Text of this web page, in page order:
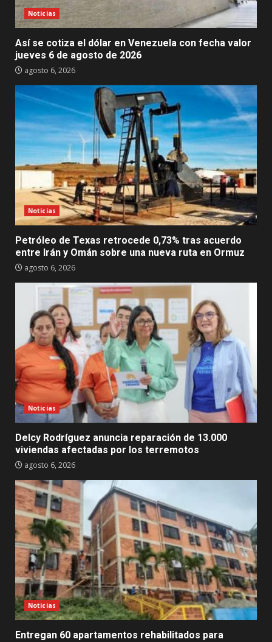
Noticias
Así se cotiza el dólar en Venezuela con fecha valor
jueves 6 de agosto de 2026
agosto 6, 2026
Noticias
Petróleo de Texas retrocede 0,73% tras acuerdo
entre Irán y Omán sobre una nueva ruta en Ormuz
agosto 6, 2026
Noticias
Delcy Rodríguez anuncia reparación de 13.000
viviendas afectadas por los terremotos
agosto 6, 2026
Noticias
Entregan 60 apartamentos rehabilitados para